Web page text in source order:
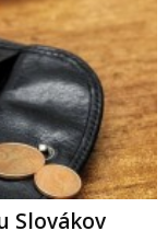
Slovákov